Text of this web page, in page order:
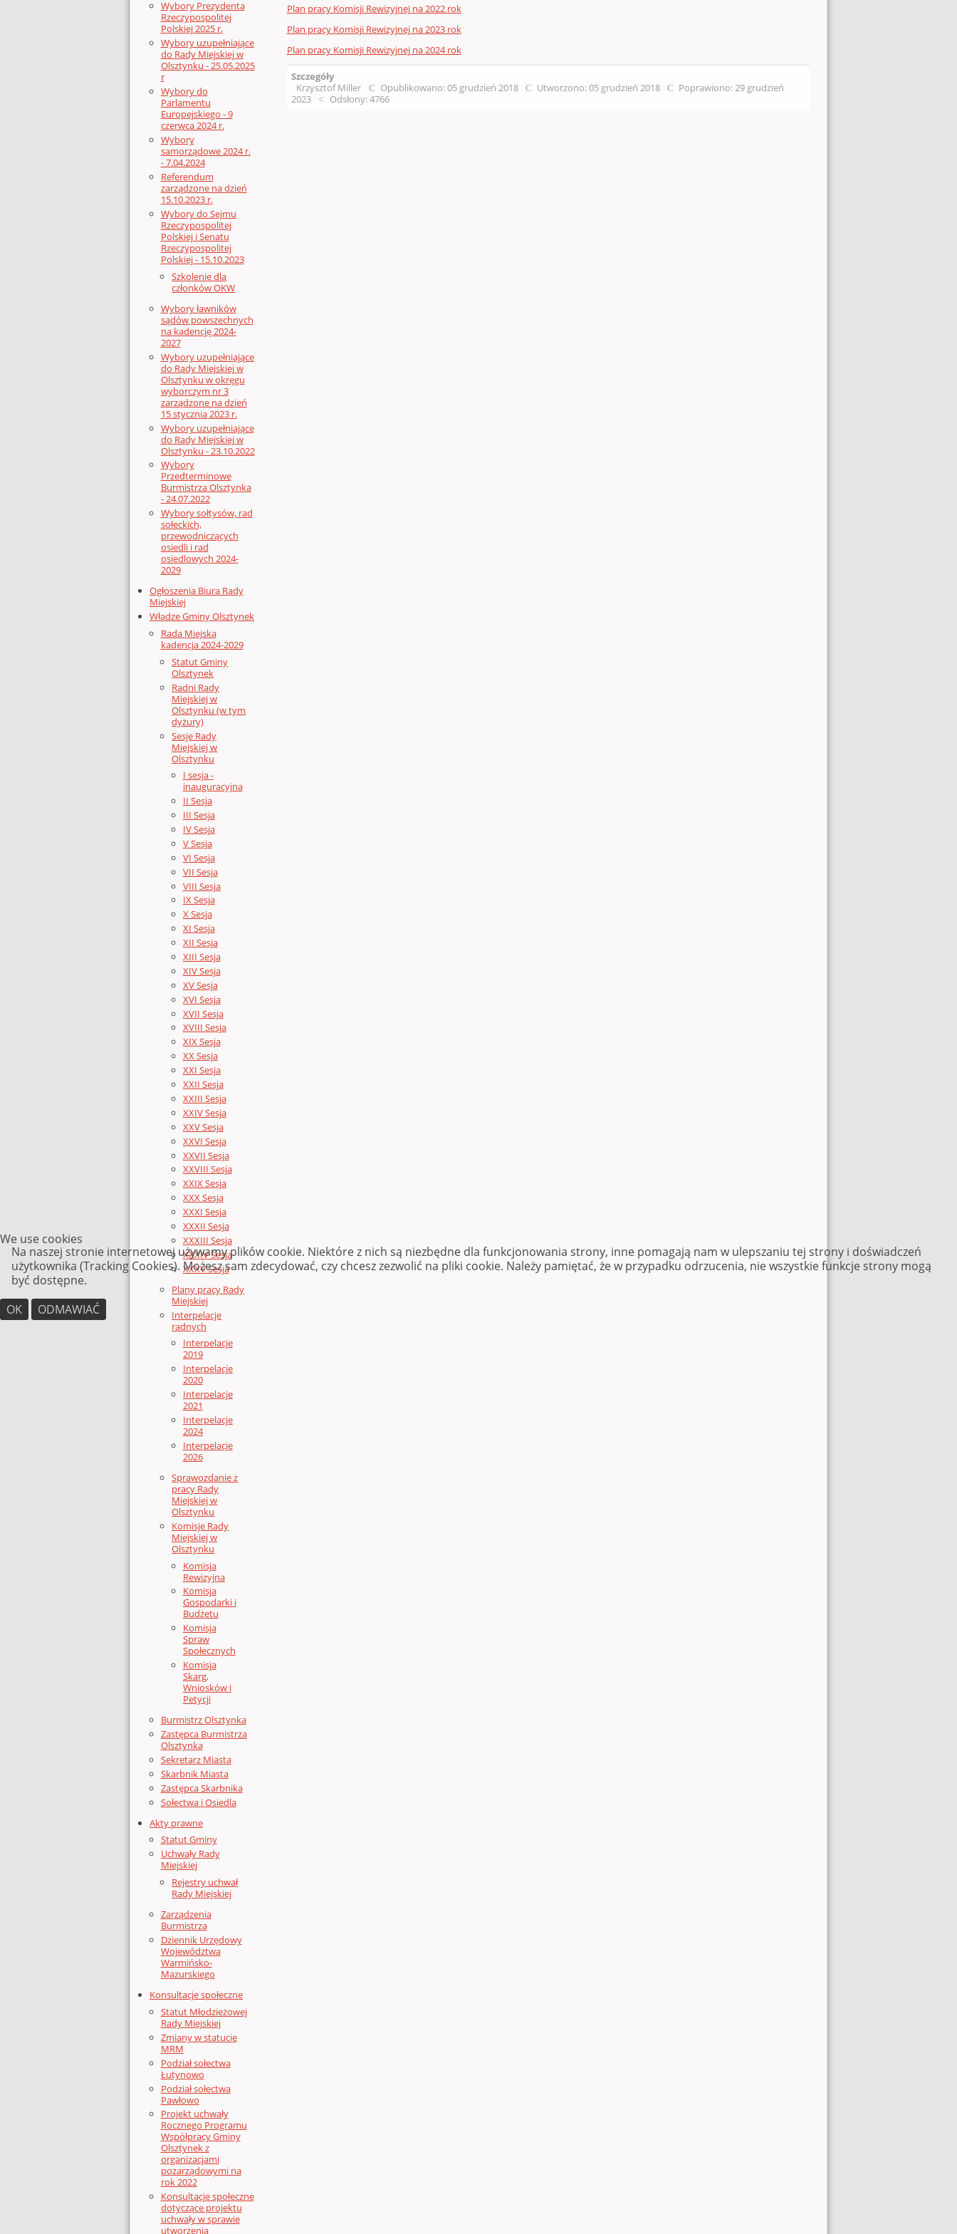
Wybory Prezydenta
Rzeczypospolitej
Polskiej 2025 r.
Wybory uzupełniające
do Rady Miejskiej w
Olsztynku - 25.05.2025
r
Wybory do
Parlamentu
Europejskiego - 9
czerwca 2024 r.
Wybory
samorządowe 2024 r.
- 7.04.2024
Referendum
zarządzone na dzień
15.10.2023 r.
Wybory do Sejmu
Rzeczypospolitej
Polskiej i Senatu
Rzeczypospolitej
Polskiej - 15.10.2023
Szkolenie dla
członków OKW
Wybory ławników
sądów powszechnych
na kadencję 2024-
2027
Wybory uzupełniające
do Rady Miejskiej w
Olsztynku w okręgu
wyborczym nr 3
zarządzone na dzień
15 stycznia 2023 r.
Wybory uzupełniające
do Rady Miejskiej w
Olsztynku - 23.10.2022
Wybory
Przedterminowe
Burmistrza Olsztynka
- 24.07.2022
Wybory sołtysów, rad
sołeckich,
przewodniczących
osiedli i rad
osiedlowych 2024-
2029
Ogłoszenia Biura Rady
Miejskiej
Władze Gminy Olsztynek
Rada Miejska
kadencja 2024-2029
Statut Gminy
Olsztynek
Radni Rady
Miejskiej w
Olsztynku (w tym
dyżury)
Sesje Rady
Miejskiej w
Olsztynku
I sesja -
inauguracyjna
II Sesja
III Sesja
IV Sesja
V Sesja
VI Sesja
VII Sesja
VIII Sesja
IX Sesja
X Sesja
XI Sesja
XII Sesja
XIII Sesja
XIV Sesja
XV Sesja
XVI Sesja
XVII Sesja
XVIII Sesja
XIX Sesja
XX Sesja
XXI Sesja
XXII Sesja
XXIII Sesja
XXIV Sesja
XXV Sesja
XXVI Sesja
XXVII Sesja
XXVIII Sesja
XXIX Sesja
XXX Sesja
XXXI Sesja
XXXII Sesja
XXXIII Sesja
XXXIV Sesja
XXXV Sesja
Plany pracy Rady
Miejskiej
Interpelacje
radnych
Interpelacje
2019
Interpelacje
2020
Interpelacje
2021
Interpelacje
2024
Interpelacje
2026
Sprawozdanie z
pracy Rady
Miejskiej w
Olsztynku
Komisje Rady
Miejskiej w
Olsztynku
Komisja
Rewizyjna
Komisja
Gospodarki i
Budżetu
Komisja
Spraw
Społecznych
Komisja
Skarg,
Wniosków i
Petycji
Burmistrz Olsztynka
Zastępca Burmistrza
Olsztynka
Sekretarz Miasta
Skarbnik Miasta
Zastępca Skarbnika
Sołectwa i Osiedla
Akty prawne
Statut Gminy
Uchwały Rady
Miejskiej
Rejestry uchwał
Rady Miejskiej
Zarządzenia
Burmistrza
Dziennik Urzędowy
Województwa
Warmińsko-
Mazurskiego
Konsultacje społeczne
Statut Młodzieżowej
Rady Miejskiej
Zmiany w statucie
MRM
Podział sołectwa
Łutynowo
Podział sołectwa
Pawłowo
Projekt uchwały
Rocznego Programu
Współpracy Gminy
Olsztynek z
organizacjami
pozarządowymi na
rok 2022
Konsultacje społeczne
dotyczące projektu
uchwały w sprawie
utworzenia
Plan pracy Komisji Rewizyjnej na 2022 rok
Plan pracy Komisji Rewizyjnej na 2023 rok
Plan pracy Komisji Rewizyjnej na 2024 rok
Szczegóły
Krzysztof Miller
Opublikowano: 05 grudzień 2018 Utworzono: 05 grudzień 2018
Poprawiono: 29 grudzień
2023
Odsłony: 4766
We use cookies
Na naszej stronie internetowej używamy plików cookie. Niektóre z nich są niezbędne dla funkcjonowania strony, inne pomagają nam w ulepszaniu tej strony i doświadczeń
użytkownika (Tracking Cookies). Możesz sam zdecydować, czy chcesz zezwolić na pliki cookie. Należy pamiętać, że w przypadku odrzucenia, nie wszystkie funkcje strony mogą
być dostępne.
OK
ODMAWIAĆ